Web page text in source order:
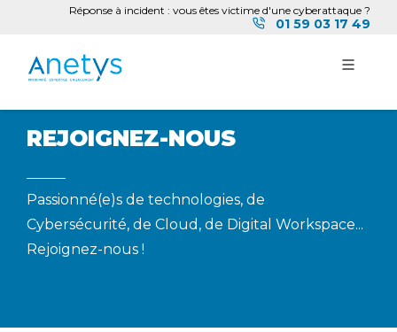
Réponse à incident : vous êtes victime d'une cyberattaque ?
01 59 03 17 49
REJOIGNEZ-NOUS
Passionné(e)s de technologies, de
Cybersécurité, de Cloud, de Digital Workspace...
Rejoignez-nous !